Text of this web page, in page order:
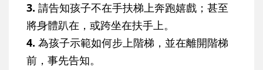
3. 請告知孩子不在手扶梯上奔跑嬉戲；甚至
將身體趴在，或跨坐在扶手上。
4. 為孩子示範如何步上階梯，並在離開階梯
前，事先告知。